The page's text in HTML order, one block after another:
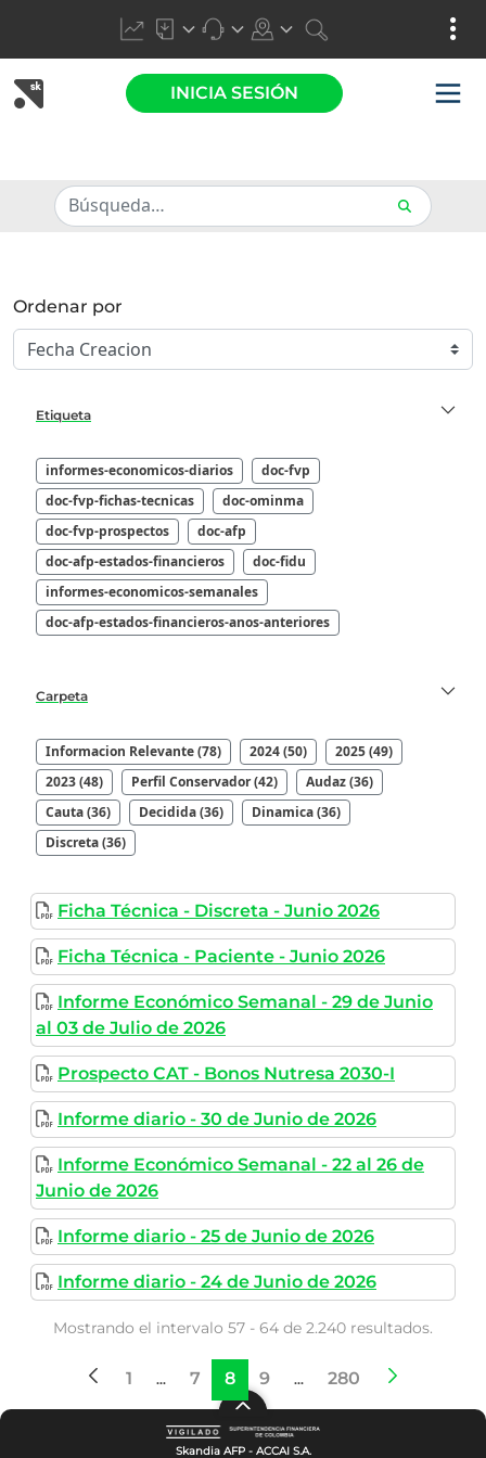
INICIA SESIÓN
Ordenar por
Etiqueta
informes-economicos-diarios
doc-fvp
doc-fvp-fichas-tecnicas
doc-ominma
doc-fvp-prospectos
doc-afp
doc-afp-estados-financieros
doc-fidu
informes-economicos-semanales
doc-afp-estados-financieros-anos-anteriores
Carpeta
Informacion Relevante (78) 2024 (50)
2025 (49)
2023 (48)
Perfil Conservador (42)
Audaz (36)
Cauta (36)
Decidida (36)
Dinamica (36)
Discreta (36)
Ficha Técnica - Discreta - Junio 2026
Ficha Técnica - Paciente - Junio 2026
Informe Económico Semanal - 29 de Junio
al 03 de Julio de 2026
Prospecto CAT - Bonos Nutresa 2030-I
Informe diario - 30 de Junio de 2026
Informe Económico Semanal - 22 al 26 de
Junio de 2026
Informe diario - 25 de Junio de 2026
Informe diario - 24 de Junio de 2026
Mostrando el intervalo 57 - 64 de 2.240 resultados.
Página
1 ... Páginas intermedias
Página
7 Página
8 Página
9 ... Páginas intermedias
Página
280
Skandia AFP - ACCAI S.A.